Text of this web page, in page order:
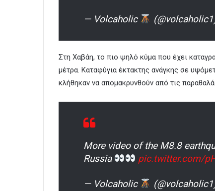
— Volcaholic
Στη Χαβάη, το πιο ψηλό κύμα που έχει
μέτρα. Καταφύγια έκτακτης ανάγκης σε
κλήθηκαν να απομακρυνθούν από τις
More video of the M8.8
Russia
pic.twitter.com/
— Volcaholic